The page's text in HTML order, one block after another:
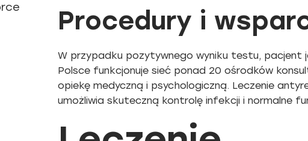
Procedury i
W przypadku pozytywnego wyniku testu, pacjent
Polsce funkcjonuje sieć ponad 20 ośrodków
opiekę medyczną i psychologiczną. Leczenie
umożliwia skuteczną kontrolę infekcji i normalne